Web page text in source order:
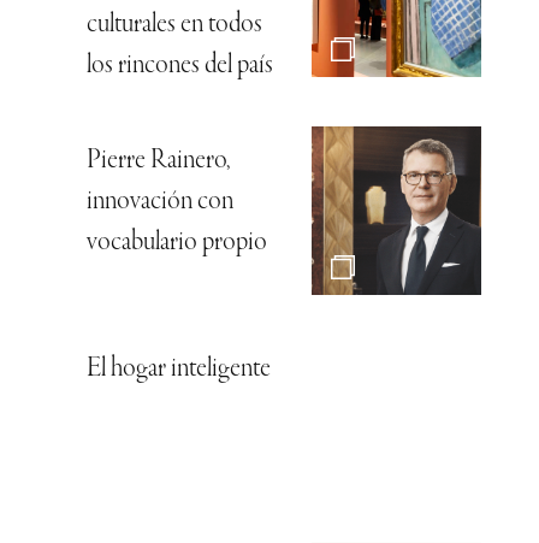
culturales en todos
los rincones del país
Pierre Rainero,
innovación con
vocabulario propio
El hogar inteligente